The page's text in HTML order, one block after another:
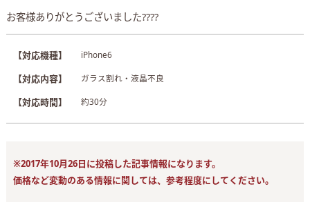
お客様ありがとうございました????
【対応機種】 iPhone6
【対応内容】 ガラス割れ・液晶不良
【対応時間】 約30分
※2017年10月26日に投稿した記事情報になります。
価格など変動のある情報に関しては、参考程度にしてください。